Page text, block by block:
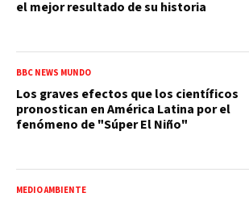
el mejor resultado de su historia
BBC NEWS MUNDO
Los graves efectos que los científicos
pronostican en América Latina por el
fenómeno de "Súper El Niño"
MEDIO AMBIENTE